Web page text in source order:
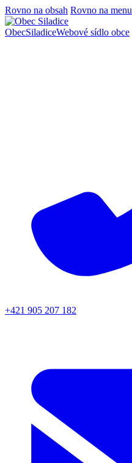
Rovno na obsah Rovno na menu
ObecSiladiceWebové sídlo obce
+421 905 207 182